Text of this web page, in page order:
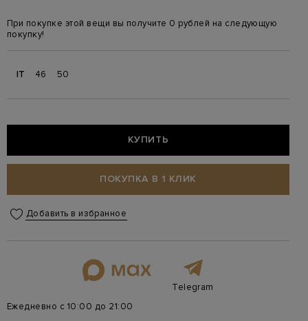
При покупке этой вещи вы получите 0 рублей на следующую
покупку!
IT 46 50
КУПИТЬ
ПОКУПКА В 1 КЛИК
Добавить в избранное
Telegram
Ежедневно с 10:00 до 21:00